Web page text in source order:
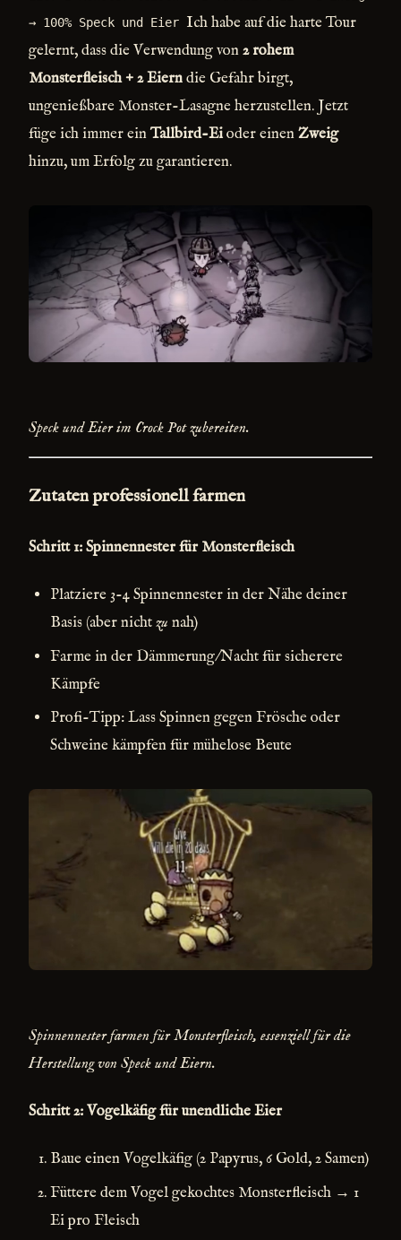
→ 100% Speck und Eier Ich habe auf die harte Tour
gelernt, dass die Verwendung von2 rohem
Monsterfleisch + 2 Eierndie Gefahr birgt,
ungenießbare Monster-Lasagne herzustellen. Jetzt
füge ich immer einTallbird-Eioder einenZweig
hinzu, um Erfolg zu garantieren.
Speck und Eier im Crock Pot zubereiten.
Zutaten professionell farmen
Schritt 1: Spinnennester für Monsterfleisch
Platziere 3-4 Spinnennester in der Nähe deiner
Basis (aber nichtzu nah)
Farme in der Dämmerung/Nacht für sicherere
Kämpfe
Profi-Tipp: Lass Spinnen gegen Frösche oder
Schweine kämpfen für mühelose Beute
Spinnennester farmen für Monsterfleisch, essenziell für die
Herstellung von Speck und Eiern.
Schritt 2: Vogelkäfig für unendliche Eier
Baue einen Vogelkäfig (2 Papyrus, 6 Gold, 2 Samen)
Füttere dem Vogel gekochtes Monsterfleisch → 1
Ei pro Fleisch